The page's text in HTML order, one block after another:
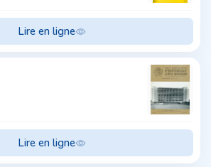
Lire en ligne
Lire en ligne